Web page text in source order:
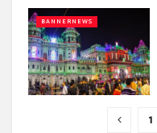
BANNERNEWS
1